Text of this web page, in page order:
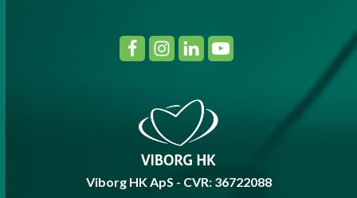
Viborg HK ApS - CVR: 36722088